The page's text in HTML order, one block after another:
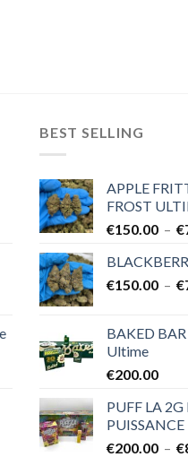
BEST SELLING
APPLE
FROST
€150.00 – €
€150.00 – €
BAKED
Ultime
€200.00
PUFF LA 2G
PUISSANCE
€200.00 – €